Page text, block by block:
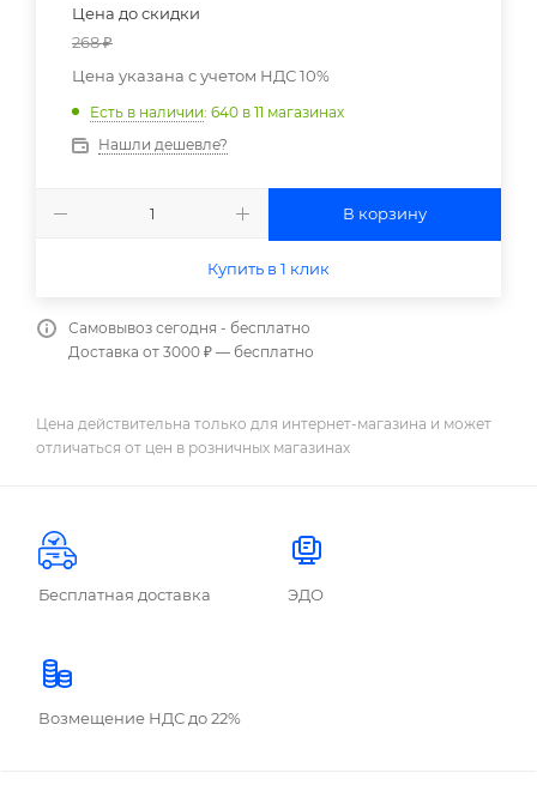
Цена до скидки
268₽
Цена указана с учетом НДС 10%
Есть в наличии: 640 в 11 магазинах
Нашли дешевле?
В корзину
Купить в 1 клик
Самовывоз сегодня - бесплатно
Доставка от 3000 ₽ — бесплатно
Цена действительна только для интернет-магазина и может
отличаться от цен в розничных магазинах
Бесплатная доставка ЭДО
Возмещение НДС до 22%